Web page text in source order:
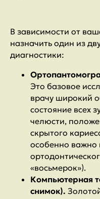
В зависимости от
назначить один из
диагностики:
Это базовое
врачу широкий
состояние всех
челюсти,
скрытого
особенно
«восьмерок»).
Компьютерная
снимок).